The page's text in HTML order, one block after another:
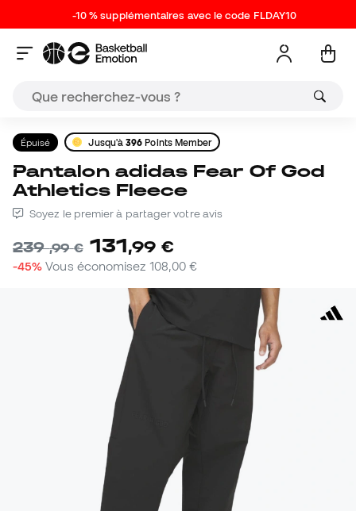
-10 % supplémentaires avec le code FLDAY10
Épuisé Jusqu'à396 Points Member
Pantalon adidas Fear Of God
Athletics Fleece
Soyez le premier à partager votre avis
239,99 € 131,99 €
-45% Vous économisez 108,00 €